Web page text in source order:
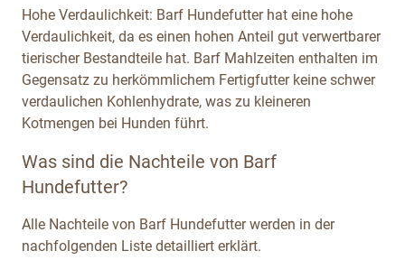
Hohe Verdaulichkeit: Barf Hundefutter hat eine hohe
Verdaulichkeit, da es einen hohen Anteil gut verwertbarer
tierischer Bestandteile hat. Barf Mahlzeiten enthalten im
Gegensatz zu herkömmlichem Fertigfutter keine schwer
verdaulichen Kohlenhydrate, was zu kleineren
Kotmengen bei Hunden führt.
Was sind die Nachteile von Barf
Hundefutter?
Alle Nachteile von Barf Hundefutter werden in der
nachfolgenden Liste detailliert erklärt.